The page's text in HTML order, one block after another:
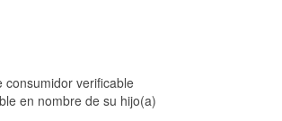
verificable
en nombre de su hijo(a)